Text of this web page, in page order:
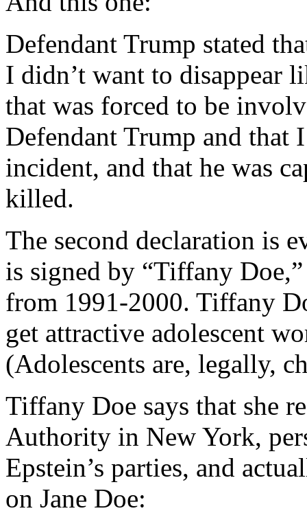
Defendant Trump stated
I didn’t want to disappear
that was forced to be
Defendant Trump and that
incident, and that he was
killed.
The second declaration is
is signed by “Tiffany
from 1991-2000. Tiffany
get attractive adolescent
(Adolescents are, legally,
Tiffany Doe says that she
Authority in New York,
Epstein’s parties, and
on Jane Doe: